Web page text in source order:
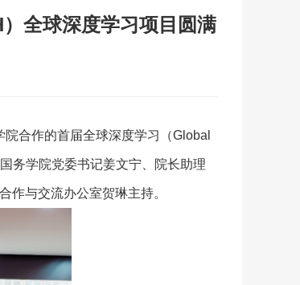
全球深度学习项目圆满
合作的首届全球深度学习（Global
务学院党委书记姜文宁、院长助理
作与交流办公室贺琳主持。